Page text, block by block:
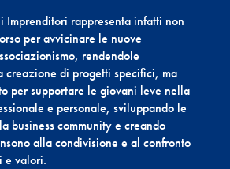
Imprenditori rappresenta infatti non
per avvicinare le nuove
rendendole
creazione di progetti specifici, ma
per supportare le giovani leve nella
e personale, sviluppando le
business community e creando
alla condivisione e al confronto
e valori.